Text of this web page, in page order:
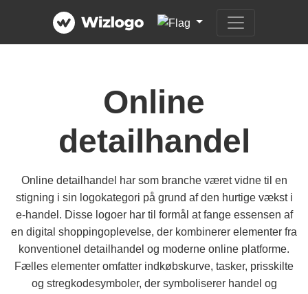
Online
detailhandel
Online detailhandel har som branche været vidne til en
stigning i sin logokategori på grund af den hurtige vækst i
e-handel. Disse logoer har til formål at fange essensen af
en digital shoppingoplevelse, der kombinerer elementer fra
konventionel detailhandel og moderne online platforme.
Fælles elementer omfatter indkøbskurve, tasker, prisskilte
og stregkodesymboler, der symboliserer handel og